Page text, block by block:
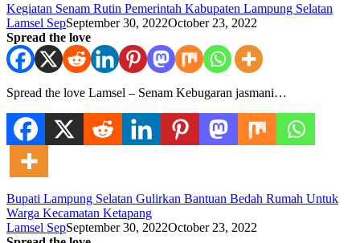
Kegiatan Senam Rutin Pemerintah Kabupaten Lampung Selatan
Lamsel SepSeptember 30, 2022October 23, 2022
Spread the love
Spread the love Lamsel – Senam Kebugaran jasmani…
Bupati Lampung Selatan Gulirkan Bantuan Bedah Rumah Untuk
Warga Kecamatan Ketapang
Lamsel SepSeptember 30, 2022October 23, 2022